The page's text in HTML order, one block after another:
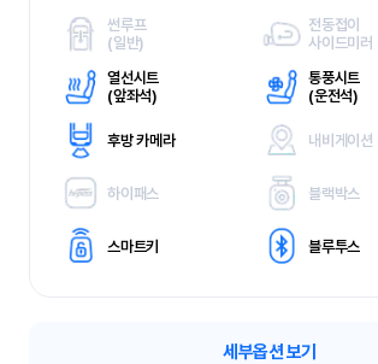
썬루프
(일반)
전동접이
사이드미러
열선시트
(앞좌석)
통풍시트
(운전석)
후방 카메라 내비게이션
하이패스 블랙박스
스마트키 블루투스
세부옵션 보기